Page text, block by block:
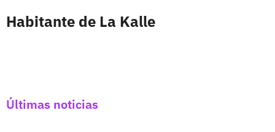
Habitante de La Kalle
Últimas noticias